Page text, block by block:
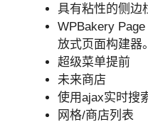
具有粘性的侧边
WPBakery
放式页面构建器。
超级菜单提前
未来商店
使用ajax实时搜
网格/商店列表